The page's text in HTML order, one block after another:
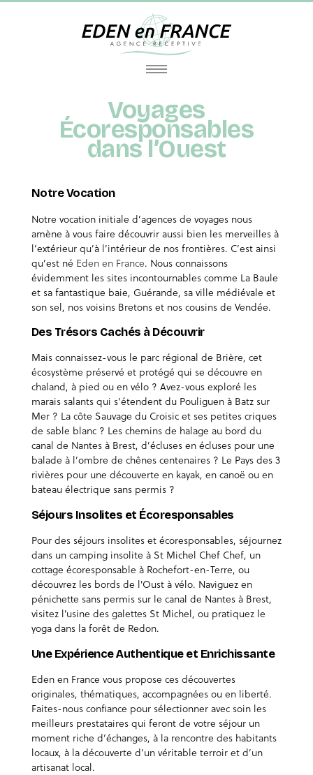
Voyages
Écoresponsables
dans l’Ouest
Notre Vocation
Notre vocation initiale d’agences de voyages nous
amène à vous faire découvrir aussi bien les merveilles à
l’extérieur qu’à l’intérieur de nos frontières. C’est ainsi
qu’est né Eden en France. Nous connaissons
évidemment les sites incontournables comme La Baule
et sa fantastique baie, Guérande, sa ville médiévale et
son sel, nos voisins Bretons et nos cousins de Vendée.
Des Trésors Cachés à Découvrir
Mais connaissez-vous le parc régional de Brière, cet
écosystème préservé et protégé qui se découvre en
chaland, à pied ou en vélo ? Avez-vous exploré les
marais salants qui s’étendent du Pouliguen à Batz sur
Mer ? La côte Sauvage du Croisic et ses petites criques
de sable blanc ? Les chemins de halage au bord du
canal de Nantes à Brest, d’écluses en écluses pour une
balade à l’ombre de chênes centenaires ? Le Pays des 3
rivières pour une découverte en kayak, en canoë ou en
bateau électrique sans permis ?
Séjours Insolites et Écoresponsables
Pour des séjours insolites et écoresponsables, séjournez
dans un camping insolite à St Michel Chef Chef, un
cottage écoresponsable à Rochefort-en-Terre, ou
découvrez les bords de l'Oust à vélo. Naviguez en
pénichette sans permis sur le canal de Nantes à Brest,
visitez l'usine des galettes St Michel, ou pratiquez le
yoga dans la forêt de Redon.
Une Expérience Authentique et Enrichissante
Eden en France vous propose ces découvertes
originales, thématiques, accompagnées ou en liberté.
Faites-nous confiance pour sélectionner avec soin les
meilleurs prestataires qui feront de votre séjour un
moment riche d’échanges, à la rencontre des habitants
locaux, à la découverte d’un véritable terroir et d’un
artisanat local.